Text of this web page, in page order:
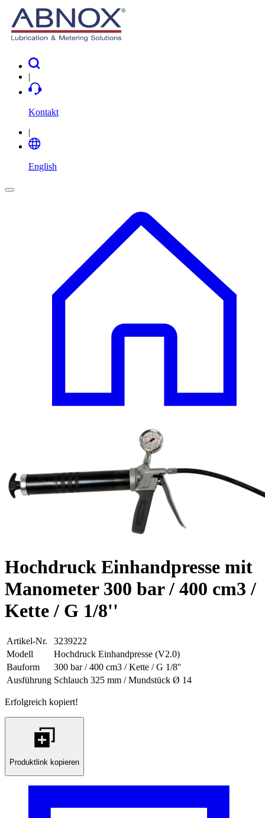
|
Kontakt
|
English
Hochdruck Einhandpresse mit
Manometer 300 bar / 400 cm3 /
Kette / G 1/8''
Artikel-Nr.
3239222
Modell
Hochdruck Einhandpresse (V2.0)
Bauform
300 bar / 400 cm3 / Kette / G 1/8''
Ausführung Schlauch 325 mm / Mundstück Ø 14
Erfolgreich kopiert!
Produktlink kopieren